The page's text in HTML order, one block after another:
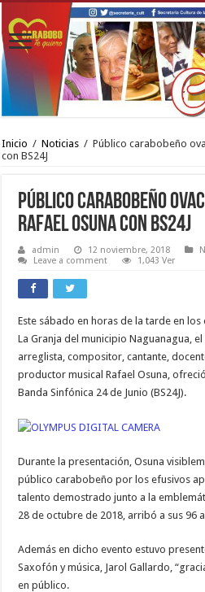
Inicio / Noticias / Público carabobeño
con BS24J
Público carabobeño
Rafael Osuna con BS24J
admin 12 noviembre, 2018
Leave a comment
1,043 Ver
Este sábado en horas de la tarde en los
La Granja del municipio Naguanagua,
arreglista, compositor, cantante,
productor musical Rafael Osuna,
Banda Sinfónica 24 de Junio (BS24J).
Durante la presentación, Osuna
público carabobeño por los efusivos
talento demostrado junto a la
28 de octubre de 2018, arribó a sus 96
Además en dicho evento estuvo
Saxofón y música, Jarol Gallardo,
en público.